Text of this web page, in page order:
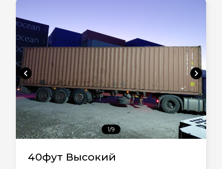
chevron_left chevron_right
1/9
40фут Высокий